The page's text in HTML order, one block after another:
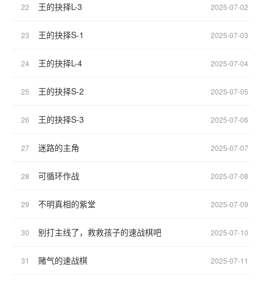
22 王的抉择L-3 2025-07-02
23 王的抉择S-1 2025-07-03
24 王的抉择L-4 2025-07-04
25 王的抉择S-2 2025-07-05
26 王的抉择S-3 2025-07-06
27 迷路的主角 2025-07-07
28 可循环作战 2025-07-08
29 不明真相的紫堂 2025-07-09
30 别打主线了，救救孩子的速战棋吧 2025-07-10
31 赌气的速战棋 2025-07-11